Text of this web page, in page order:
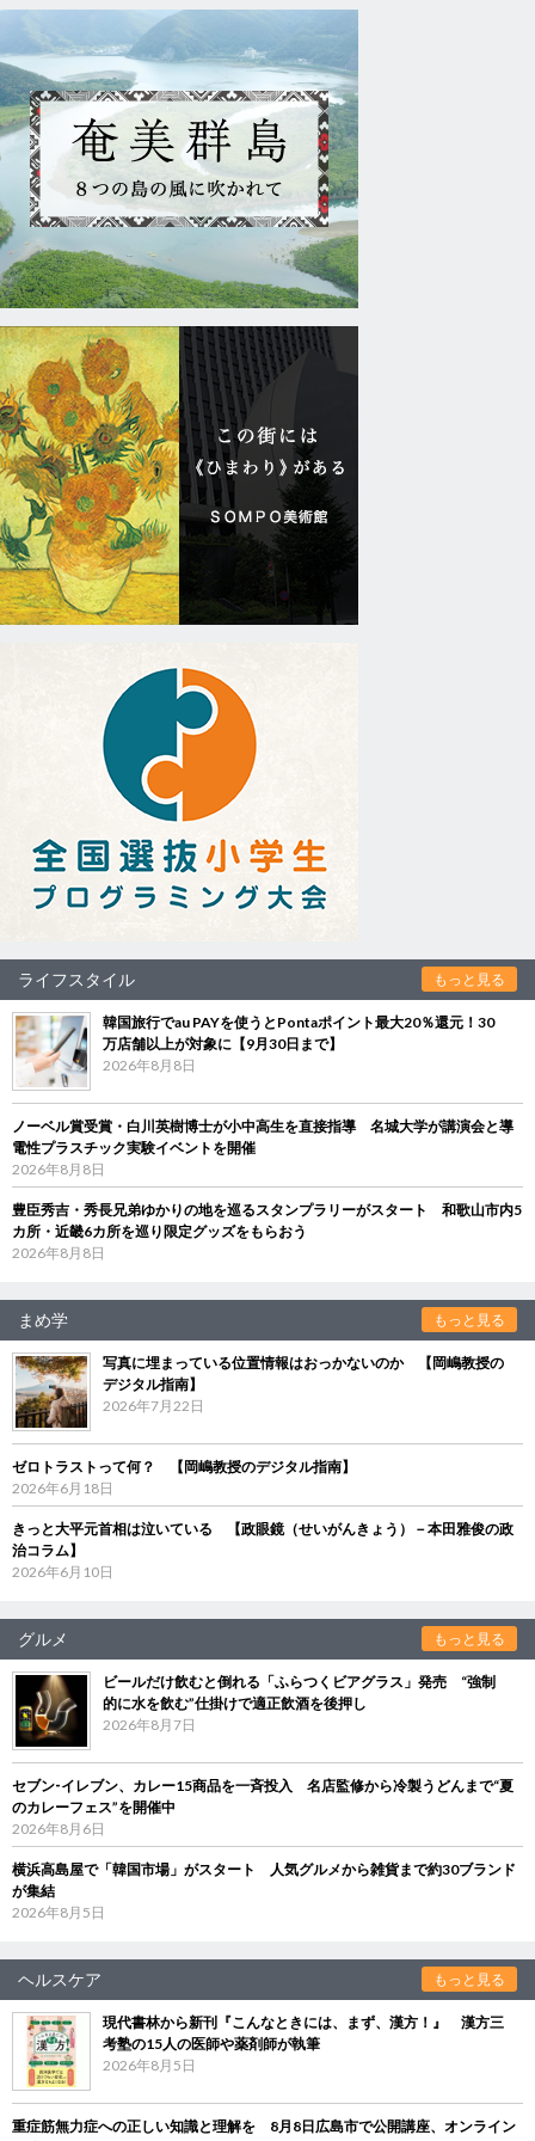
ライフスタイル もっと見る
韓国旅行でau PAYを使うとPontaポイント最大20％還元！30
万店舗以上が対象に【9月30日まで】
2026年8月8日
ノーベル賞受賞・白川英樹博士が小中高生を直接指導 名城大学が講演会と導
電性プラスチック実験イベントを開催
2026年8月8日
豊臣秀吉・秀長兄弟ゆかりの地を巡るスタンプラリーがスタート 和歌山市内5
カ所・近畿6カ所を巡り限定グッズをもらおう
2026年8月8日
まめ学 もっと見る
写真に埋まっている位置情報はおっかないのか 【岡嶋教授の
デジタル指南】
2026年7月22日
ゼロトラストって何？ 【岡嶋教授のデジタル指南】
2026年6月18日
きっと大平元首相は泣いている 【政眼鏡（せいがんきょう）－本田雅俊の政
治コラム】
2026年6月10日
グルメ もっと見る
ビールだけ飲むと倒れる「ふらつくビアグラス」発売 “強制
的に水を飲む”仕掛けで適正飲酒を後押し
2026年8月7日
セブン‐イレブン、カレー15商品を一斉投入 名店監修から冷製うどんまで“夏
のカレーフェス”を開催中
2026年8月6日
横浜高島屋で「韓国市場」がスタート 人気グルメから雑貨まで約30ブランド
が集結
2026年8月5日
ヘルスケア もっと見る
現代書林から新刊『こんなときには、まず、漢方！』 漢方三
考塾の15人の医師や薬剤師が執筆
2026年8月5日
重症筋無力症への正しい知識と理解を 8月8日広島市で公開講座、オンライン